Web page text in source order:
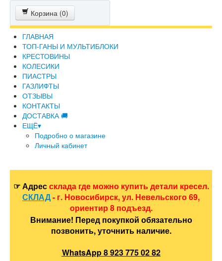
Корзина (0)
ГЛАВНАЯ
ТОП-ГАНЫ И МУЛЬТИБЛОКИ
КРЕСТОВИНЫ
КОЛЕСИКИ
ПИАСТРЫ
ГАЗЛИФТЫ
ОТЗЫВЫ
КОНТАКТЫ
ДОСТАВКА 🚚
ЕЩЁ▾
Подробно о магазине
Личный кабинет
☞ Адрессклада где можно купить детали кресел.
СКЛАД- г. Новосибирск, ул. Невельского 69,
ориентир 8 подъезд.
Внимание! Перед покупкой обязательно
позвонить, уточнить наличие.
WhatsApp 8 923 775 02 82
Максим
В сети